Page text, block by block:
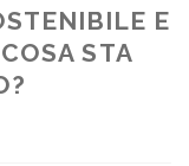
E
STA